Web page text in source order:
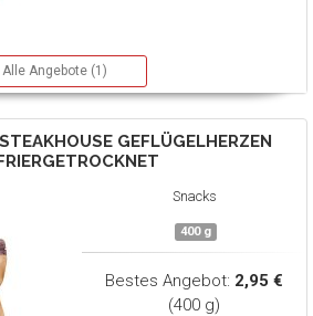
Alle Angebote (1)
STEAKHOUSE GEFLÜGELHERZEN
Snacks
400 g
Bestes Angebot: 2,95 €
(400 g)